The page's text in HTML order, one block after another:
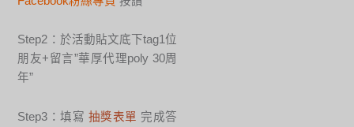
Step2：於活動貼文底下tag1位
朋友+留言”華厚代理poly 30周
年”
Step3：填寫 抽獎表單 完成答